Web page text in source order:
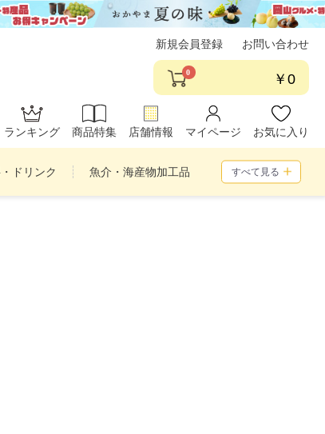
新規会員登録 お問い合わせ
0 ￥0
ランキング 商品特集 店舗情報 マイページ お気に入り
ドリンク 魚介・海産物加工品 すべて見る